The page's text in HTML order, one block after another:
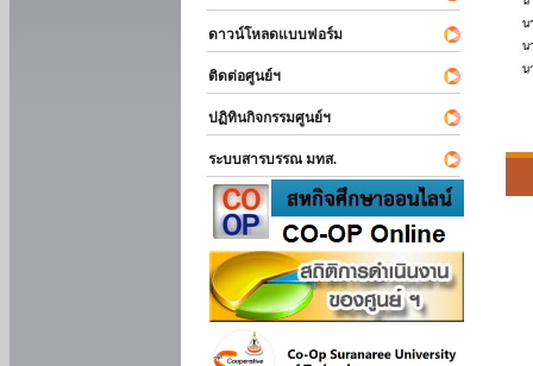
ดาวน์โหลดแบบฟอร์ม
ติดต่อศูนย์ฯ
ปฏิทินกิจกรรมศูนย์ฯ
ระบบสารบรรณ มทส.